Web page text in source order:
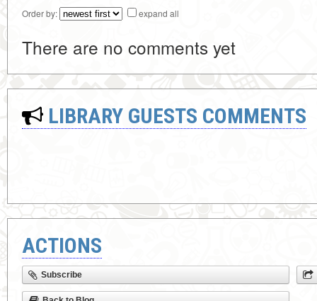
Order by: expand all
There are no comments yet
LIBRARY GUESTS COMMENTS
ACTIONS
Subscribe